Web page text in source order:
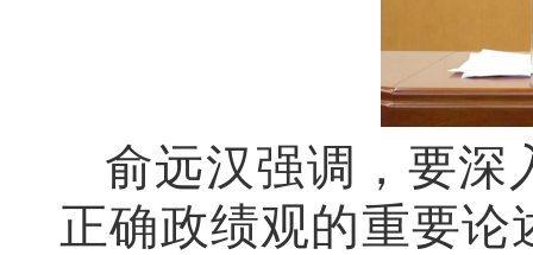
俞远汉强调，要深
正确政绩观的重要